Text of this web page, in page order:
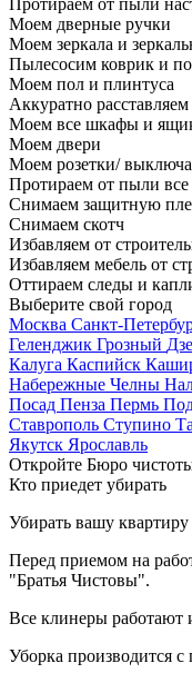
Протираем от пыли
Моем дверные ручки
Моем зеркала и
Пылесосим коврик и
Моем пол и плинтуса
Аккуратно расставляем
Моем все шкафы и
Моем двери
Моем розетки/
Протираем от пыли
Снимаем защитную
Снимаем скотч
Избавляем от
Избавляем мебель от
Оттираем следы и
Выберите свой город
Москва Санкт-
Геленджик Грозный
Калуга Каспийск
Набережные Челны
Посад Пенза Пермь
Ставрополь Ступино
Якутск Ярославль
Откройте Бюро
Кто приедет убирать
Убирать вашу
Перед приемом на
"Братья Чистовы".
Все клинеры работают
Уборка производится